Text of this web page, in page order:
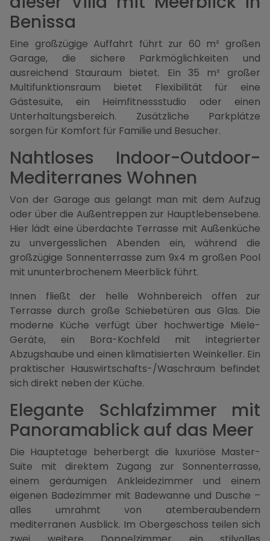
Benissa
Eine großzügige Auffahrt führt zur 60 m² großen
Garage, die sichere Parkmöglichkeiten und
ausreichend Stauraum bietet. Ein 35 m² großer
Multifunktionsraum bietet Flexibilität für eine
Gästesuite, ein Heimfitnessstudio oder einen
Unterhaltungsbereich. Zusätzliche Parkplätze
sorgen für Komfort für Familie und Besucher.
Nahtloses Indoor-Outdoor-
Mediterranes Wohnen
Von der Garage aus gelangt man mit dem Aufzug
oder über die Außentreppen zur Hauptlebensebene.
Hier lädt eine überdachte Terrasse mit Außenküche
zu unvergesslichen Abenden ein, während die
großzügige Sonnenterrasse zum 9x4 m großen Pool
mit ununterbrochenem Meerblick führt.
Innen fließt der helle Wohnbereich offen zur
Terrasse durch große Schiebetüren aus Glas. Die
moderne Küche verfügt über hochwertige Miele-
Geräte, ein Bora-Kochfeld mit integrierter
Abzugshaube und einen klimatisierten Weinkeller. Ein
praktischer Hauswirtschafts-/Waschraum befindet
sich direkt neben der Küche.
Elegante Schlafzimmer mit
Panoramablick auf das Meer
Die Hauptetage beherbergt die luxuriöse Master-
Suite mit direktem Zugang zur Sonnenterrasse,
einem geräumigen Ankleidezimmer und einem
eigenen Badezimmer mit Badewanne und Dusche –
alles umrahmt von atemberaubendem
mediterranen Ausblick. Im Obergeschoss teilen sich